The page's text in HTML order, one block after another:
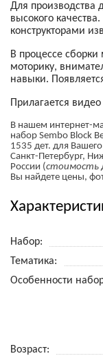
Для производства
высокого
конструкторами
В процессе
моторику,
навыки.
Прилагается
В нашем интернет-
набор Sembo Block
1535 дет. для
Санкт-Петербург,
России (стоимость
Вы найдете цены,
Набор
Тематика
Особенности
Возраст